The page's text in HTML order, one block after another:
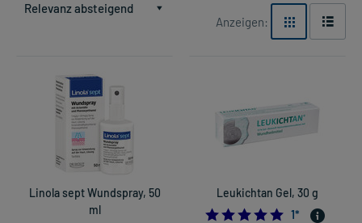
Relevanz absteigend
Anzeigen:
Linola sept Wundspray, 50
ml
Leukichtan Gel, 30 g
5.0
1*